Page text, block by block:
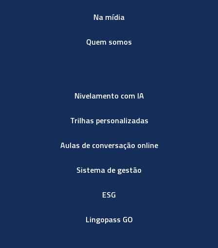
Na mídia
Quem somos
Nivelamento com IA
Trilhas personalizadas
Aulas de conversação online
Sistema de gestão
ESG
Lingopass GO